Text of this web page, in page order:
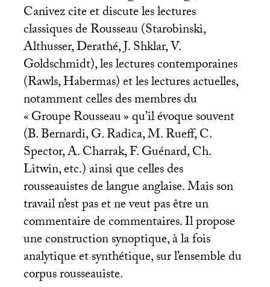
Canivez cite et discute les lectures
classiques de Rousseau (Starobinski,
Althusser, Derathé, J. Shklar, V.
Goldschmidt), les lectures contemporaines
(Rawls, Habermas) et les lectures actuelles,
notamment celles des membres du
«Groupe Rousseau» qu’il évoque souvent
(B. Bernardi, G. Radica, M. Rueff, C.
Spector, A. Charrak, F. Guénard, Ch.
Litwin, etc.) ainsi que celles des
rousseauistes de langue anglaise. Mais son
travail n’est pas et ne veut pas être un
commentaire de commentaires. Il propose
une construction synoptique, à la fois
analytique et synthétique, sur l’ensemble du
corpus rousseauiste.